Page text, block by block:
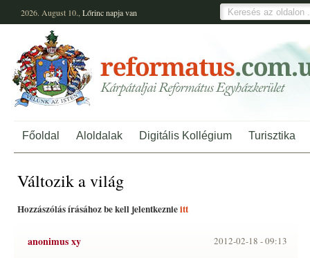
2026. August 10., Lőrincnapja van
Főoldal Aloldalak Digitális Kollégium Turisztika
Változik a világ
Hozzászólás írásához be kell jelentkeznieitt
anonimus xy 2012-02-18 -09:13